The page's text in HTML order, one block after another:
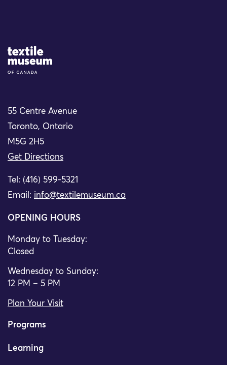
Site Logo
55 Centre Avenue
Toronto, Ontario
M5G 2H5
Get Directions
Tel: (416) 599-5321
Email: info@textilemuseum.ca
OPENING HOURS
Monday to Tuesday:
Closed
Wednesday to Sunday:
12 PM – 5 PM
Plan Your Visit
Programs
Learning